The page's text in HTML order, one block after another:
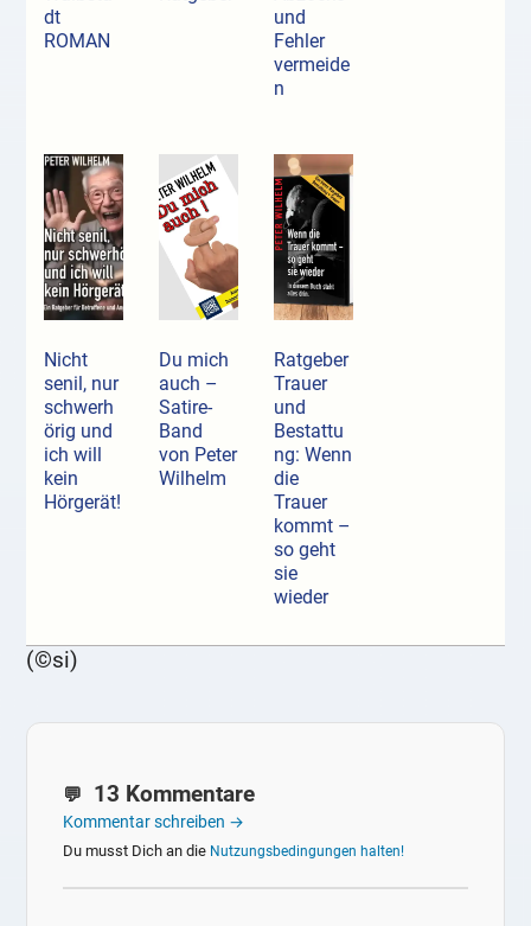
dt
ROMAN
und
Fehler
vermeide
n
Nicht
senil, nur
schwerh
örig und
ich will
kein
Hörgerät!
Du mich
auch –
Satire-
Band
von Peter
Wilhelm
Ratgeber
Trauer
und
Bestattu
ng: Wenn
die
Trauer
kommt –
so geht
sie
wieder
(©si)
13 Kommentare
Kommentar schreiben →
Du musst Dich an die Nutzungsbedingungen halten!